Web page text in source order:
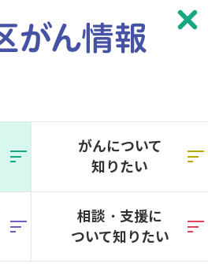
がんについて
知りたい
相談・支援に
ついて知りたい